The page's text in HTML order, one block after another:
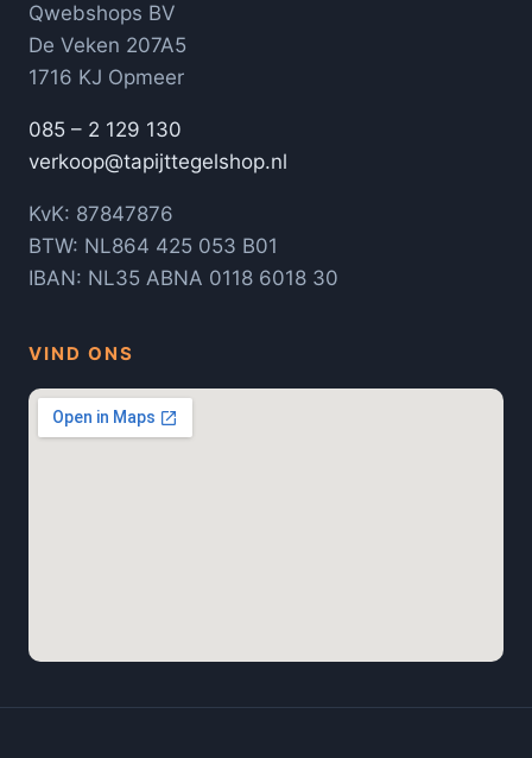
Qwebshops BV
De Veken 207A5
1716 KJ Opmeer
085 – 2 129 130
verkoop@tapijttegelshop.nl
KvK: 87847876
BTW: NL864 425 053 B01
IBAN: NL35 ABNA 0118 6018 30
VIND ONS